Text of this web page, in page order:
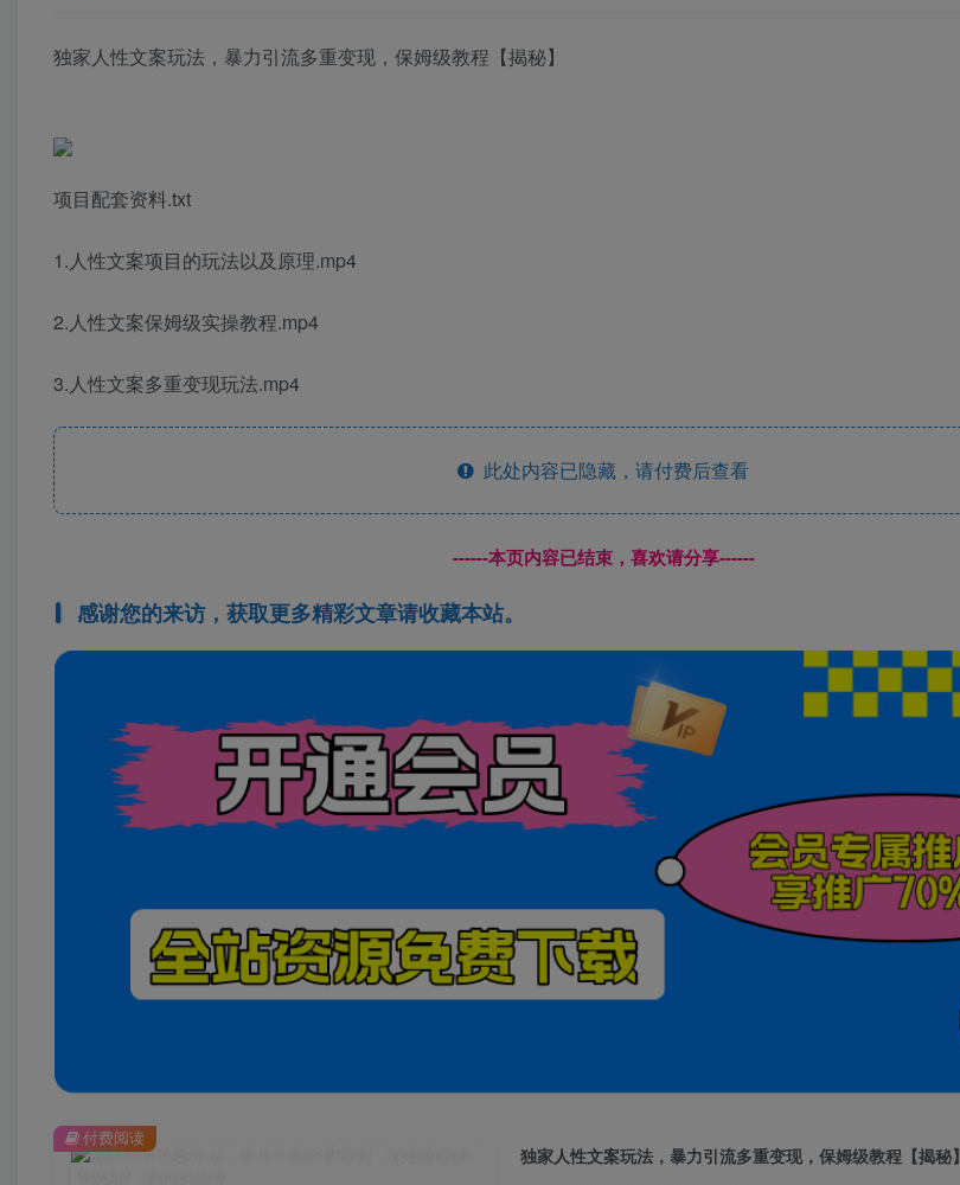
独家人性文案玩法，暴力引流多重变现，保姆级教程【揭秘】
项目配套资料.txt
1.人性文案项目的玩法以及原理.mp4
2.人性文案保姆级实操教程.mp4
3.人性文案多重变现玩法.mp4
此处内容已隐藏，请付费后查看
------本页内容已结束，喜欢请分享------
感谢您的来访，获取更多精彩文章请收藏本站。
独家人性文案玩法，暴力引流多重变现，保姆级教程【揭秘】
付费阅读